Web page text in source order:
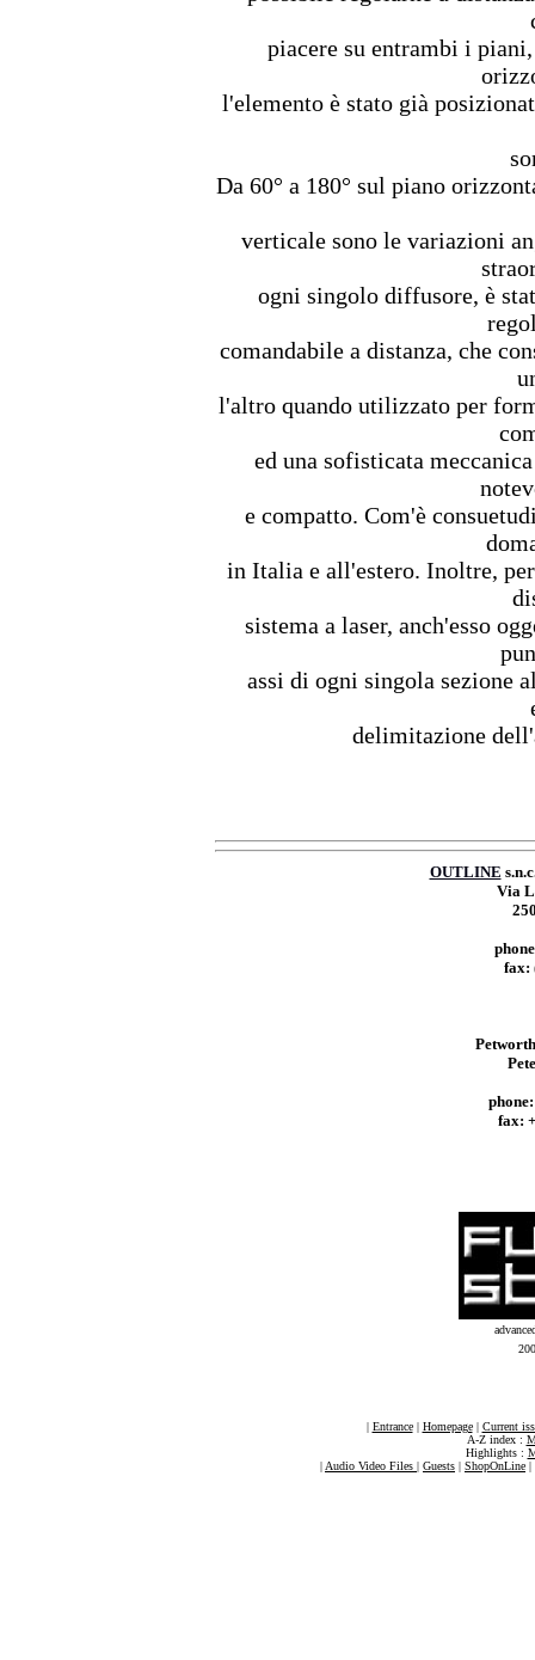
piacere su entrambi i
l'elemento è stato già
Da 60° a 180° sul piano
verticale sono le variazioni
ogni singolo diffusore, è
comandabile a distanza, che
l'altro quando utilizzato per
ed una sofisticata
e compatto. Com'è
in Italia e all'estero. Inoltre,
sistema a laser, anch'esso
assi di ogni singola sezione
delimitazione
OUTLINE
Via
fax:
fax:
| Entrance| Homepage| Current
A-Z index :
Highlights :
| Audio Video Files | Guests | ShopOnLine |